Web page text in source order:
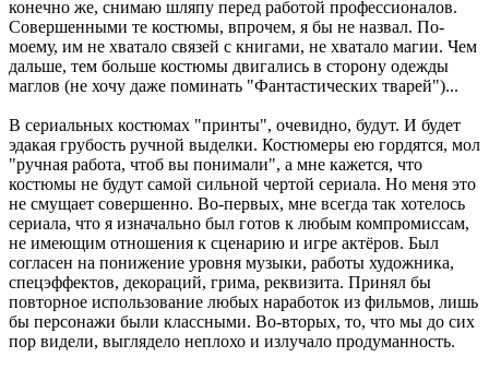
конечно же, снимаю шляпу перед работой профессионалов.
Совершенными те костюмы, впрочем, я бы не назвал. По-
моему, им не хватало связей с книгами, не хватало магии. Чем
дальше, тем больше костюмы двигались в сторону одежды
маглов (не хочу даже поминать "Фантастических тварей")...
В сериальных костюмах "принты", очевидно, будут. И будет
эдакая грубость ручной выделки. Костюмеры ею гордятся, мол
"ручная работа, чтоб вы понимали", а мне кажется, что
костюмы не будут самой сильной чертой сериала. Но меня это
не смущает совершенно. Во-первых, мне всегда так хотелось
сериала, что я изначально был готов к любым компромиссам,
не имеющим отношения к сценарию и игре актёров. Был
согласен на понижение уровня музыки, работы художника,
спецэффектов, декораций, грима, реквизита. Принял бы
повторное использование любых наработок из фильмов, лишь
бы персонажи были классными. Во-вторых, то, что мы до сих
пор видели, выглядело неплохо и излучало продуманность.